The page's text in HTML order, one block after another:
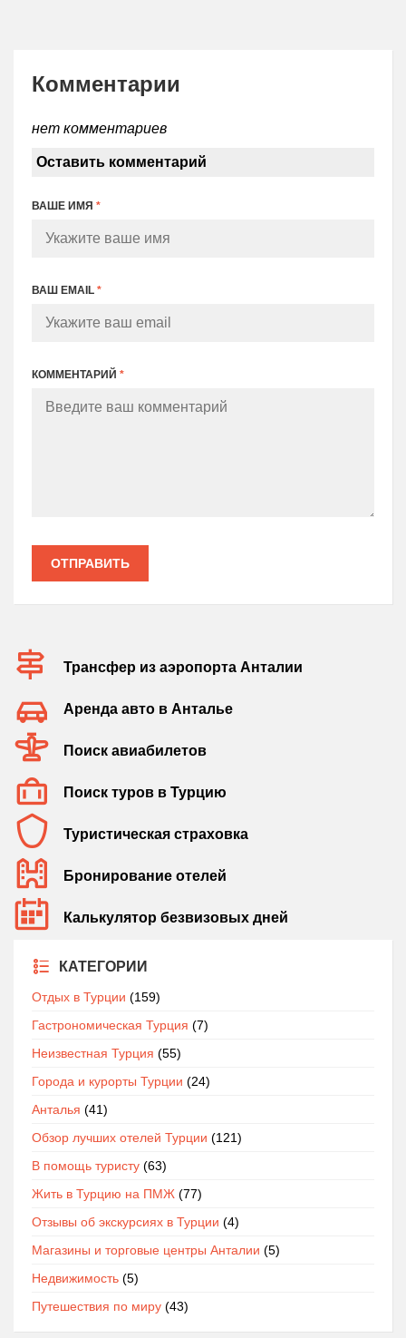
Комментарии
нет комментариев
Оставить комментарий
ВАШЕ ИМЯ *
ВАШ EMAIL *
КОММЕНТАРИЙ *
ОТПРАВИТЬ
Трансфер из аэропорта Анталии
Аренда авто в Анталье
Поиск авиабилетов
Поиск туров в Турцию
Туристическая страховка
Бронирование отелей
Калькулятор безвизовых дней
КАТЕГОРИИ
Отдых в Турции (159)
Гастрономическая Турция (7)
Неизвестная Турция (55)
Города и курорты Турции (24)
Анталья (41)
Обзор лучших отелей Турции (121)
В помощь туристу (63)
Жить в Турцию на ПМЖ (77)
Отзывы об экскурсиях в Турции (4)
Магазины и торговые центры Анталии (5)
Недвижимость (5)
Путешествия по миру (43)